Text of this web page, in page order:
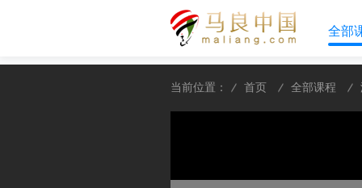
全部
当前位置： 首页 全部课程